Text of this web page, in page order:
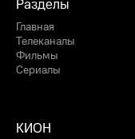
Разделы
Главная
Телеканалы
Фильмы
Сериалы
КИОН